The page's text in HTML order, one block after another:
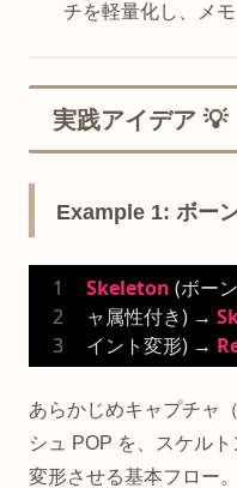
チを軽量化し、メ
実践アイデア 💡
Example 1: ボー
Skeleton (ボー
ャ属性付き) →
イント変形) →
あらかじめキャプチャ
シュ POP を、スケル
変形させる基本フロー